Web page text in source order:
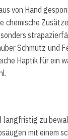
von Hand
chemische
Schmutz und
Haptik für ein
langfristig zu
mit einem